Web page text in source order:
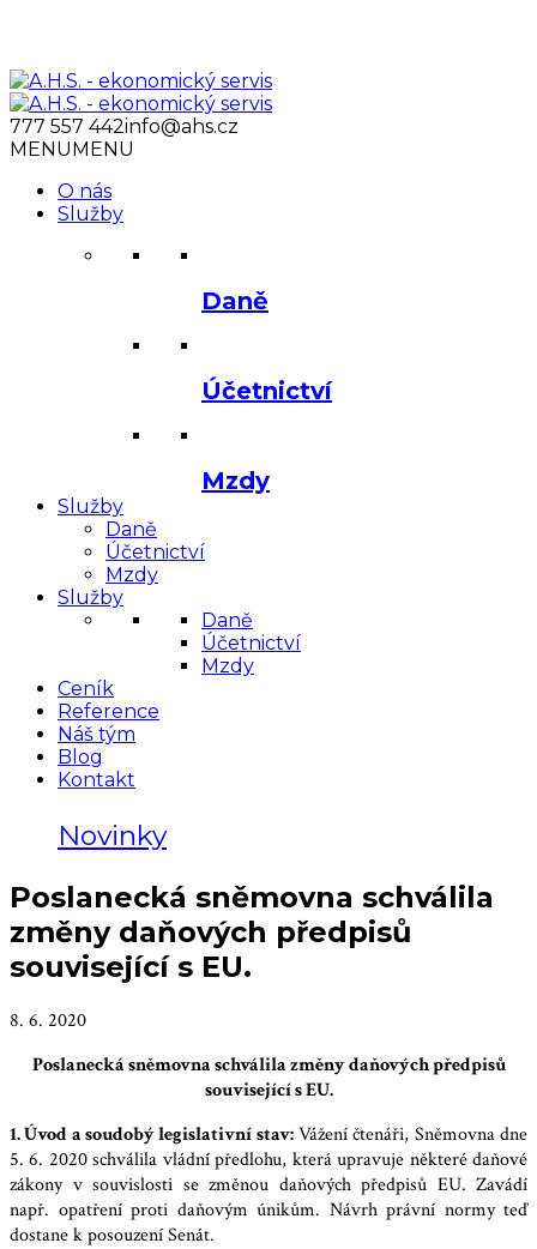
777 557 442info@ahs.cz
MENUMENU
O nás
Služby
Daně
Účetnictví
Mzdy
Služby
Daně
Účetnictví
Mzdy
Služby
Daně
Účetnictví
Mzdy
Ceník
Reference
Náš tým
Blog
Kontakt
Novinky
Poslanecká sněmovna schválila
změny daňových předpisů
související s EU.
8. 6. 2020
Poslanecká sněmovna schválila změny daňových předpisů
související s EU.
1. Úvod a soudobý legislativní stav:Vážení čtenáři, Sněmovna dne
5. 6. 2020 schválila vládní předlohu, která upravuje některé daňové
zákony v souvislosti se změnou daňových předpisů EU. Zavádí
např. opatření proti daňovým únikům. Návrh právní normy teď
dostane k posouzení Senát.